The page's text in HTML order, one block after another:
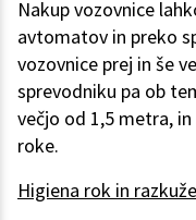
Nakup vozovnice
avtomatov in preko
vozovnice prej in še
sprevodniku pa ob
večjo od 1,5 metra,
roke.
Higiena rok in